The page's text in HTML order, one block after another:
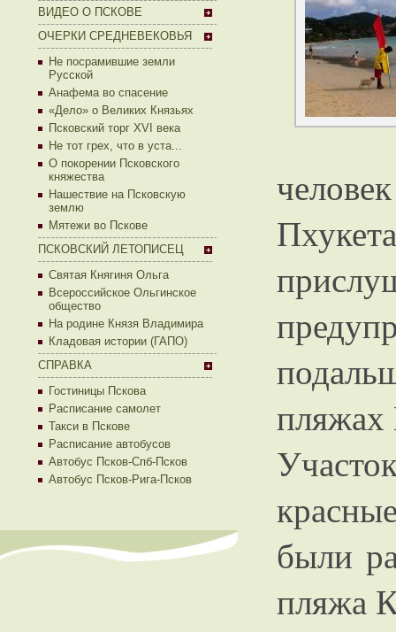
ВИДЕО О ПСКОВЕ
ОЧЕРКИ СРЕДНЕВЕКОВЬЯ
Не посрамившие земли
Русской
Анафема во спасение
«Дело» о Великих Князьях
Псковский торг XVI века
Не тот грех, что в уста...
О покорении Псковского
княжества
Нашествие на Псковскую
землю
Мятежи во Пскове
ПСКОВСКИЙ ЛЕТОПИСЕЦ
Святая Княгиня Ольга
Всероссийское Ольгинское
общество
На родине Князя Владимира
Кладовая истории (ГАПО)
СПРАВКА
Гостиницы Пскова
Расписание самолет
Такси в Пскове
Расписание автобусов
Автобус Псков-Спб-Псков
Автобус Псков-Рига-Псков
пляжах
были
пляжа